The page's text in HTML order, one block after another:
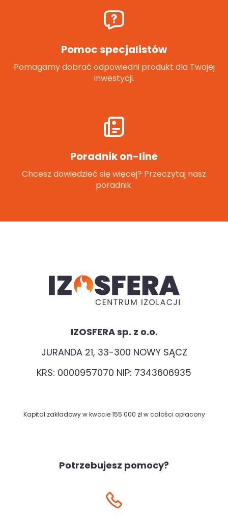
Pomoc specjalistów
Pomagamy dobrać odpowiedni produkt dla Twojej
inwestycji.
Poradnik on-line
Chcesz dowiedzieć się więcej? Przeczytaj nasz
poradnik.
IZOSFERA sp. z o.o.
JURANDA 21, 33-300 NOWY SĄCZ
KRS: 0000957070 NIP: 7343606935
Kapitał zakładowy w kwocie 155 000 zł w całości opłacony
Potrzebujesz pomocy?